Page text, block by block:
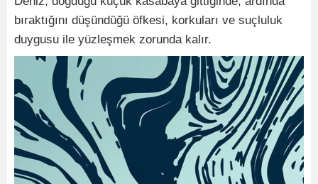
bıraktığını düşündüğü öfkesi, korkuları ve suçluluk
duygusu ile yüzleşmek zorunda kalır.